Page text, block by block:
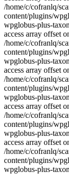
/home/c/cofranlq/
content/plugins/
wpglobus-plus-
access array offset
/home/c/cofranlq/
content/plugins/
wpglobus-plus-
access array offset
/home/c/cofranlq/
content/plugins/
wpglobus-plus-
access array offset
/home/c/cofranlq/
content/plugins/
wpglobus-plus-
access array offset
/home/c/cofranlq/
content/plugins/
wpglobus-plus-